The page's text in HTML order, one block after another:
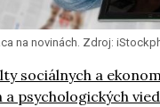
na novinách. Zdroj:
sociálnych a
psychologických